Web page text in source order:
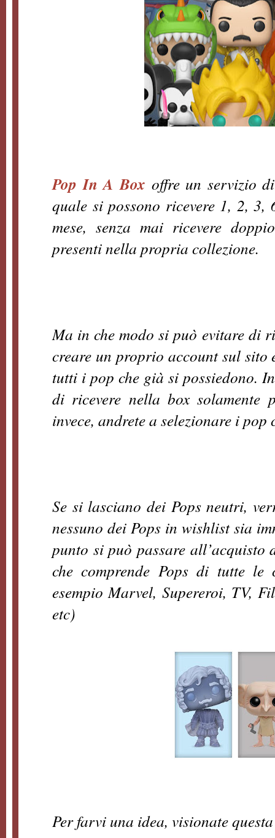
Pop In A Box offre un servizio
quale si possono ricevere 1, 2,
mese, senza mai ricevere
presenti nella propria collezione.
Ma in che modo si può evitare di
creare un proprio account sul sito
tutti i pop che già si possiedono.
di ricevere nella box
invece, andrete a selezionare i pop
Se si lasciano dei Pops neutri,
nessuno dei Pops in wishlist sia
punto si può passare all’acquisto
che comprende Pops di tutte
esempio Marvel, Supereroi, TV,
etc)
Per farvi una idea, visionate